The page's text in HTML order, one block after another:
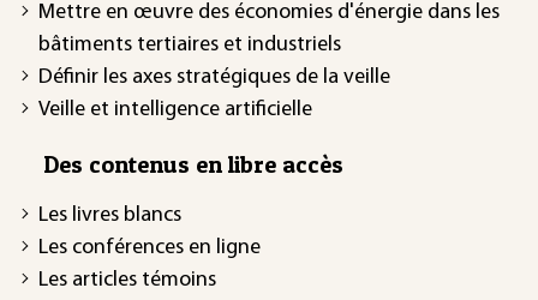
Mettre en œuvre des économies d'énergie dans les
bâtiments tertiaires et industriels
Définir les axes stratégiques de la veille
Veille et intelligence artificielle
Des contenus en libre accès
Les livres blancs
Les conférences en ligne
Les articles témoins